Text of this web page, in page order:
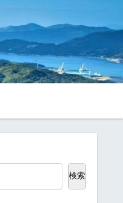
検索